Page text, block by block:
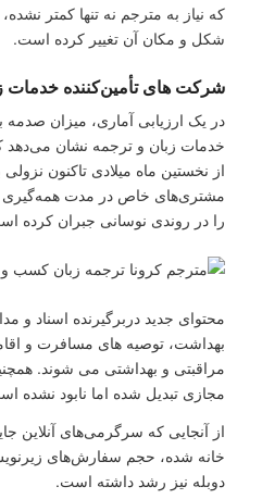
که نیاز به مترجم نه تنها کمتر
شکل و مکان آن تغییر کرده است.
شرکت های تأمین‌کننده خدمات
خدمات زبان و ترجمه نشان می‌دهد
از نخستین ماه میلادی تاکنون
مشتری‌های خاص در مدت همه‌گیری
را در روندی نوسانی جبران کرده
محتوای جدید دربرگیرنده اسناد و
بهداشت، توصیه های مسافرت و
مراقبتی و بهداشتی می شوند.
مجازی تبدیل شده اما نابود نشده
از آنجایی که سرگرمی‌های آنلاین
خانه شده، حجم سفارش‌های
دوبله نیز رشد داشته است.